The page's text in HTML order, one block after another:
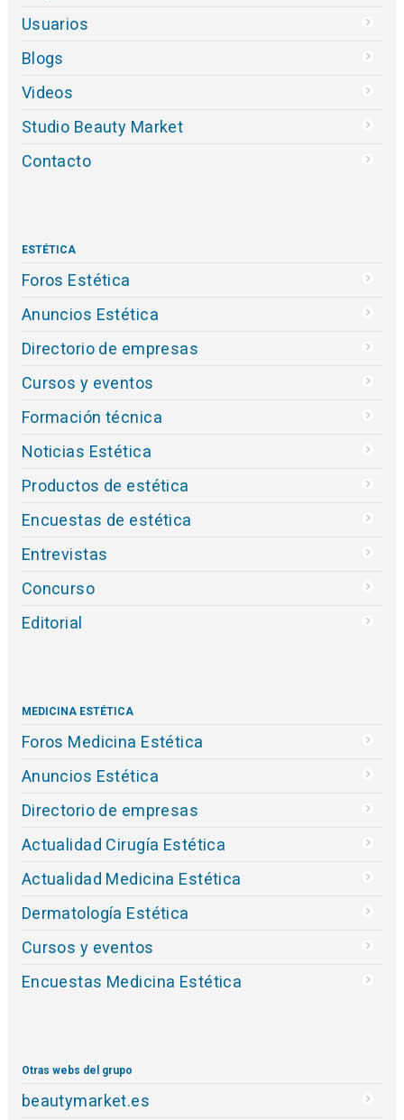
Usuarios
Blogs
Videos
Studio Beauty Market
Contacto
ESTÉTICA
Foros Estética
Anuncios Estética
Directorio de empresas
Cursos y eventos
Formación técnica
Noticias Estética
Productos de estética
Encuestas de estética
Entrevistas
Concurso
Editorial
MEDICINA ESTÉTICA
Foros Medicina Estética
Anuncios Estética
Directorio de empresas
Actualidad Cirugía Estética
Actualidad Medicina Estética
Dermatología Estética
Cursos y eventos
Encuestas Medicina Estética
Otras webs del grupo
beautymarket.es